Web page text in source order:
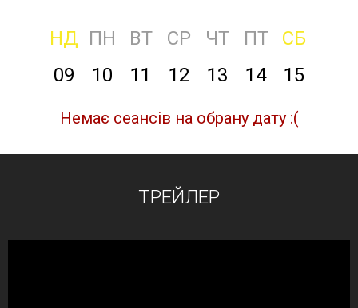
НД ПН ВТ СР ЧТ ПТ
СБ
09
10 11 12 13 14 15
Немає сеансів на обрану дату :(
ТРЕЙЛЕР